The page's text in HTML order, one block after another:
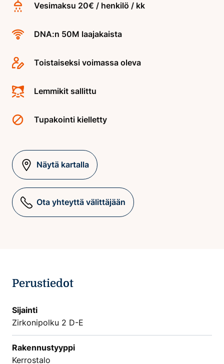
Vesimaksu 20€ / henkilö / kk
DNA:n 50M laajakaista
Toistaiseksi voimassa oleva
Lemmikit sallittu
Tupakointi kielletty
Näytä kartalla
Ota yhteyttä välittäjään
Perustiedot
Sijainti
Zirkonipolku 2 D-E
Rakennustyyppi
Kerrostalo